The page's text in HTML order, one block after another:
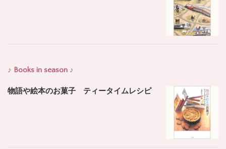
♪ Books in season ♪
物語や絵本のお菓子 ティータイムレシピ